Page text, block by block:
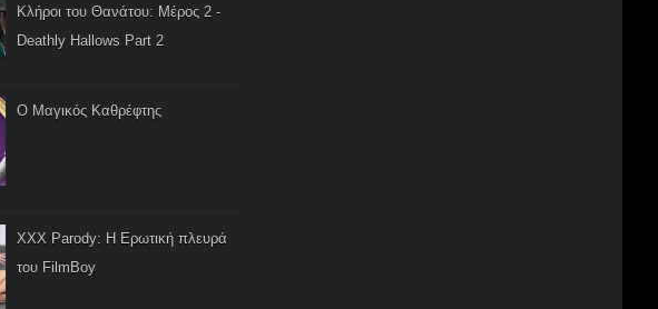
Κλήροι του Θανάτου: Μέρος 2 -
Deathly Hallows Part 2
Ο Μαγικός Καθρέφτης
XXX Parody: Η Ερωτική πλευρά
του FilmBoy